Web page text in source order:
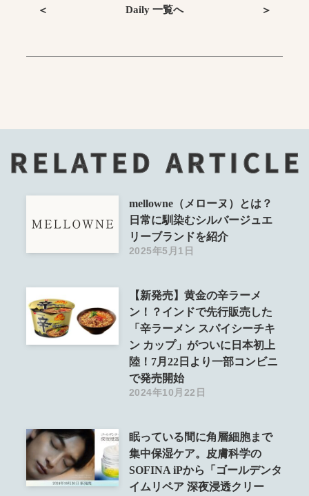
＜ Daily 一覧へ ＞
RELATED ARTICLE
mellowne（メローヌ）とは？
日常に馴染むシルバージュエ
リーブランドを紹介
2025年5月1日
【新発売】黄金の辛ラーメ
ン！？インドで先行販売した
「辛ラーメン スパイシーチキ
ン カップ」がついに日本初上
陸！7月22日より一部コンビニ
で発売開始
2024年10月22日
眠っている間に角層細胞まで
集中保湿ケア。皮膚科学の
SOFINA iPから「ゴールデンタ
イムリペア 深夜浸透クリー